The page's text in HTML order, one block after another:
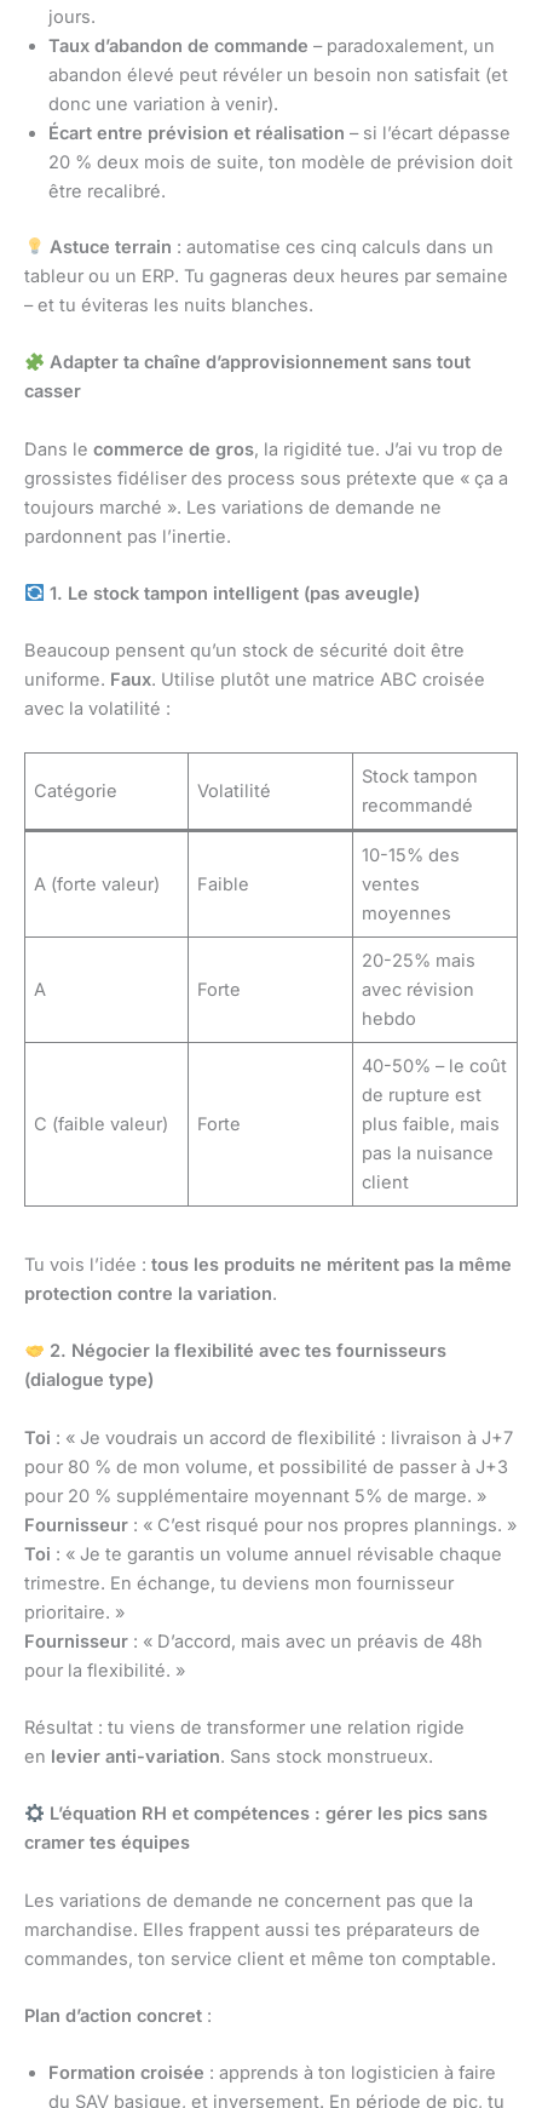
jours.
Taux d’abandon de commande – paradoxalement, un
abandon élevé peut révéler un besoin non satisfait (et
donc une variation à venir).
Écart entre prévision et réalisation – si l’écart dépasse
20 % deux mois de suite, ton modèle de prévision doit
être recalibré.
Astuce terrain : automatise ces cinq calculs dans un
tableur ou un ERP. Tu gagneras deux heures par semaine
– et tu éviteras les nuits blanches.
Adapter ta chaîne d’approvisionnement sans tout
casser
Dans le commerce de gros, la rigidité tue. J’ai vu trop de
grossistes fidéliser des process sous prétexte que « ça a
toujours marché ». Les variations de demande ne
pardonnent pas l’inertie.
1. Le stock tampon intelligent (pas aveugle)
Beaucoup pensent qu’un stock de sécurité doit être
uniforme. Faux. Utilise plutôt une matrice ABC croisée
avec la volatilité :
Catégorie Volatilité
Stock tampon
recommandé
A (forte valeur) Faible
10-15% des
ventes
moyennes
A Forte
20-25% mais
avec révision
hebdo
C (faible valeur) Forte
40-50% – le coût
de rupture est
plus faible, mais
pas la nuisance
client
Tu vois l’idée : tous les produits ne méritent pas la même
protection contre la variation.
2. Négocier la flexibilité avec tes fournisseurs
(dialogue type)
Toi : « Je voudrais un accord de flexibilité : livraison à J+7
pour 80 % de mon volume, et possibilité de passer à J+3
pour 20 % supplémentaire moyennant 5% de marge. »
Fournisseur : « C’est risqué pour nos propres plannings. »
Toi : « Je te garantis un volume annuel révisable chaque
trimestre. En échange, tu deviens mon fournisseur
prioritaire. »
Fournisseur : « D’accord, mais avec un préavis de 48h
pour la flexibilité. »
Résultat : tu viens de transformer une relation rigide
en levier anti-variation. Sans stock monstrueux.
L’équation RH et compétences : gérer les pics sans
cramer tes équipes
Les variations de demande ne concernent pas que la
marchandise. Elles frappent aussi tes préparateurs de
commandes, ton service client et même ton comptable.
Plan d’action concret :
Formation croisée : apprends à ton logisticien à faire
du SAV basique, et inversement. En période de pic, tu